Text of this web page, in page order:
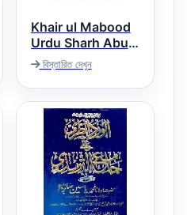
Khair ul Mabood
Urdu Sharh Abu
Dawood خیر
المعبود اردو شرح ابو
داؤد
বিস্তারিত দেখুন